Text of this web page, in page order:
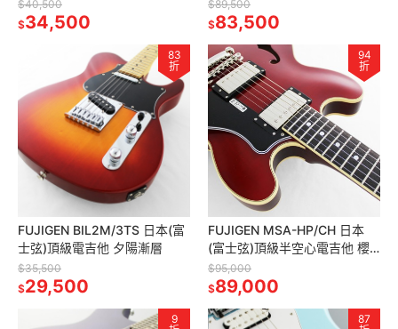
$40,500
$34,500
$89,500
$83,500
83
折
FUJIGEN BIL2M/3TS 日本(富
士弦)頂級電吉他 夕陽漸層
$35,500
$29,500
94
折
FUJIGEN MSA-HP/CH 日本
(富士弦)頂級半空心電吉他 櫻
桃紅
$95,000
$89,000
9
87